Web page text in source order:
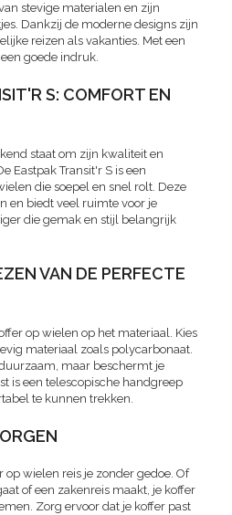
stevige materialen en zijn
Dankzij de moderne designs zijn
reizen als vakanties. Met een
goede indruk.
S: COMFORT EN
staat om zijn kwaliteit en
Eastpak Transit'r S is een
die soepel en snel rolt. Deze
en biedt veel ruimte voor je
die gemak en stijl belangrijk
VAN DE PERFECTE
op wielen op het materiaal. Kies
materiaal zoals polycarbonaat.
maar beschermt je
is een telescopische handgreep
te kunnen trekken.
op wielen reis je zonder gedoe. Of
of een zakenreis maakt, je koffer
Zorg ervoor dat je koffer past